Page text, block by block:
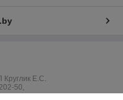
Круглик Е.С.
50,